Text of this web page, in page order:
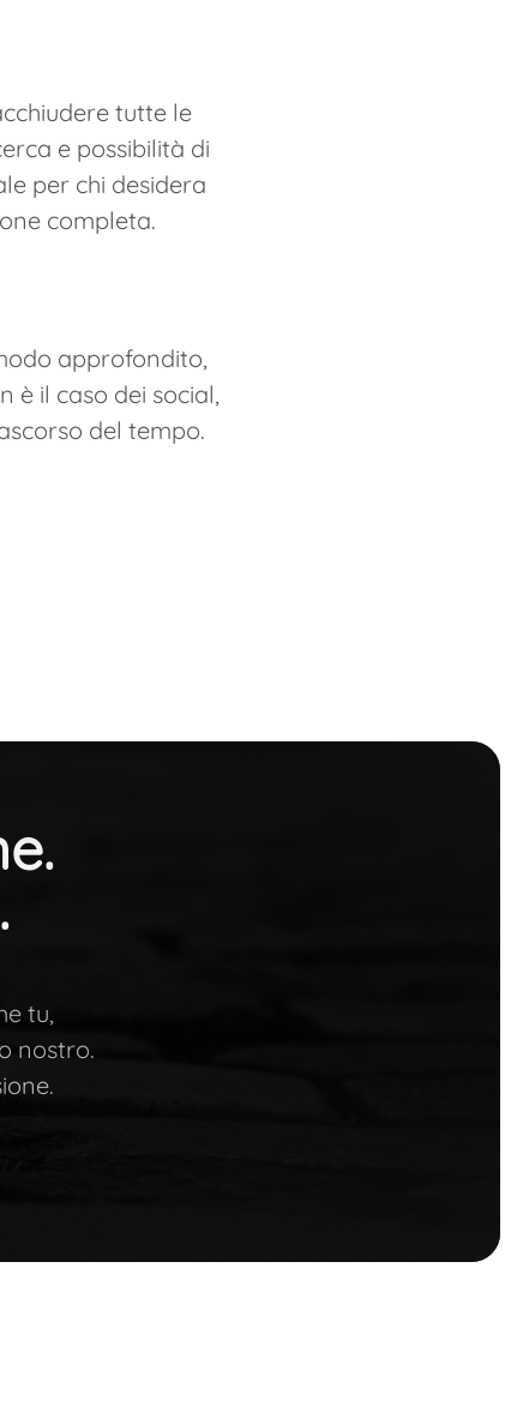
tutte le
e possibilità di
per chi desidera
completa.
approfondito,
è il caso dei social,
del tempo.
tu,
nostro.